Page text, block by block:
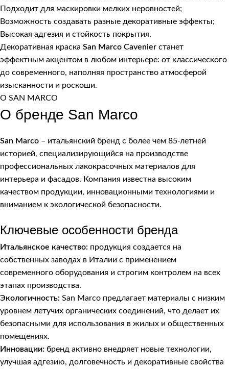
Подходит для маскировки мелких неровностей;
Возможность создавать разные декоративные эффекты;
Высокая адгезия и стойкость покрытия.
Декоративная краска San Marco Cavenier станет
эффектным акцентом в любом интерьере: от классического
до современного, наполняя пространство атмосферой
изысканности и роскоши.
О SAN MARCO
О бренде San Marco
San Marco – итальянский бренд с более чем 85-летней
историей, специализирующийся на производстве
профессиональных лакокрасочных материалов для
интерьера и фасадов. Компания известна высоким
качеством продукции, инновационными технологиями и
вниманием к экологической безопасности.
Ключевые особенности бренда
Итальянское качество: продукция создается на
собственных заводах в Италии с применением
современного оборудования и строгим контролем на всех
этапах производства.
Экологичность: San Marco предлагает материалы с низким
уровнем летучих органических соединений, что делает их
безопасными для использования в жилых и общественных
помещениях.
Инновации: бренд активно внедряет новые технологии,
улучшая адгезию, долговечность и декоративные свойства